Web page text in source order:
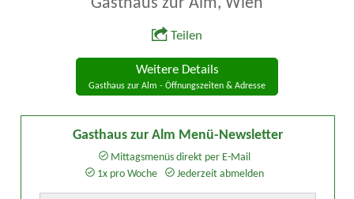
Gasthaus zur Alm, Wien
Teilen
Weitere Details
Gasthaus zur Alm - Öffnungszeiten & Adresse
Gasthaus zur Alm Menü-Newsletter
Mittagsmenüs direkt per E-Mail
1x pro Woche
Jederzeit abmelden